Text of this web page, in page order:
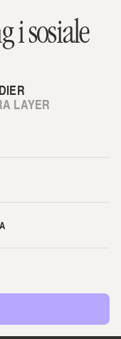
i sosiale
LAYER